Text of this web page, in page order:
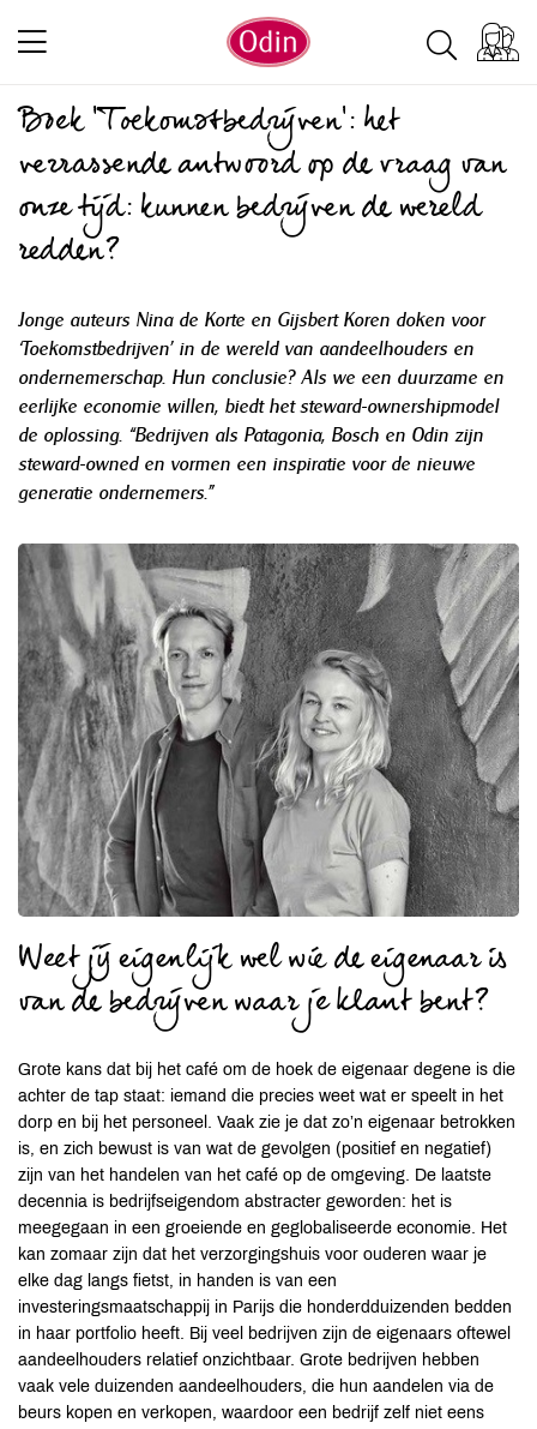
Boek ‘Toekomstbedrijven’: het
verrassende antwoord op de vraag van
onze tijd: kunnen bedrijven de wereld
redden?
Jonge auteurs Nina de Korte en Gijsbert Koren doken voor
‘Toekomstbedrijven’ in de wereld van aandeelhouders en
ondernemerschap. Hun conclusie? Als we een duurzame en
eerlijke economie willen, biedt het steward-ownershipmodel
de oplossing. “Bedrijven als Patagonia, Bosch en Odin zijn
steward-owned en vormen een inspiratie voor de nieuwe
generatie ondernemers.”
Weet jij eigenlijk wel wie de eigenaar is
van de bedrijven waar je klant bent?
Grote kans dat bij het café om de hoek de eigenaar degene is die
achter de tap staat: iemand die precies weet wat er speelt in het
dorp en bij het personeel. Vaak zie je dat zo’n eigenaar betrokken
is, en zich bewust is van wat de gevolgen (positief en negatief)
zijn van het handelen van het café op de omgeving. De laatste
decennia is bedrijfseigendom abstracter geworden: het is
meegegaan in een groeiende en geglobaliseerde economie. Het
kan zomaar zijn dat het verzorgingshuis voor ouderen waar je
elke dag langs fietst, in handen is van een
investeringsmaatschappij in Parijs die honderdduizenden bedden
in haar portfolio heeft. Bij veel bedrijven zijn de eigenaars oftewel
aandeelhouders relatief onzichtbaar. Grote bedrijven hebben
vaak vele duizenden aandeelhouders, die hun aandelen via de
beurs kopen en verkopen, waardoor een bedrijf zelf niet eens